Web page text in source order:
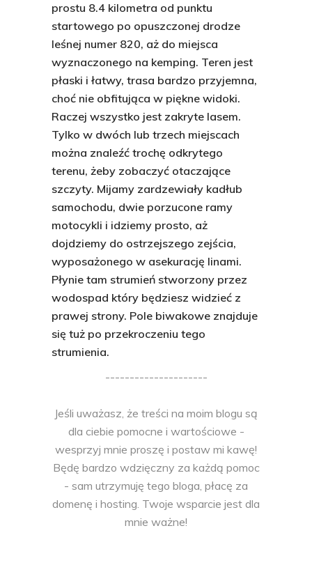
prostu 8.4 kilometra od punktu
startowego po opuszczonej drodze
leśnej numer 820, aż do miejsca
wyznaczonego na kemping. Teren jest
płaski i łatwy, trasa bardzo przyjemna,
choć nie obfitująca w piękne widoki.
Raczej wszystko jest zakryte lasem.
Tylko w dwóch lub trzech miejscach
można znaleźć trochę odkrytego
terenu, żeby zobaczyć otaczające
szczyty. Mijamy zardzewiały kadłub
samochodu, dwie porzucone ramy
motocykli i idziemy prosto, aż
dojdziemy do ostrzejszego zejścia,
wyposażonego w asekurację linami.
Płynie tam strumień stworzony przez
wodospad który będziesz widzieć z
prawej strony. Pole biwakowe znajduje
się tuż po przekroczeniu tego
strumienia.
---------------------
Jeśli uważasz, że treści na moim blogu są
dla ciebie pomocne i wartościowe -
wesprzyj mnie proszę i postaw mi kawę!
Będę bardzo wdzięczny za każdą pomoc
- sam utrzymuję tego bloga, płacę za
domenę i hosting. Twoje wsparcie jest dla
mnie ważne!